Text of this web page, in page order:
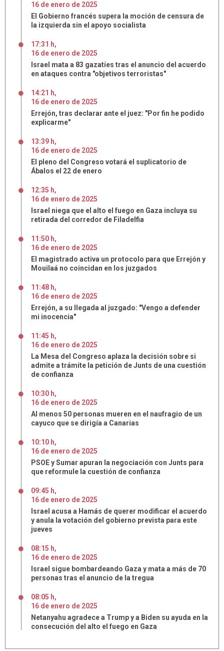
16 de enero de 2025
El Gobierno francés supera la moción de censura de
la izquierda sin el apoyo socialista
17:31 h,
16 de enero de 2025
Israel mata a 83 gazatíes tras el anuncio del acuerdo
en ataques contra "objetivos terroristas"
14:21 h,
16 de enero de 2025
Errejón, tras declarar ante el juez: "Por fin he podido
explicarme"
13:39 h,
16 de enero de 2025
El pleno del Congreso votará el suplicatorio de
Ábalos el 22 de enero
12:35 h,
16 de enero de 2025
Israel niega que el alto el fuego en Gaza incluya su
retirada del corredor de Filadelfia
11:50 h,
16 de enero de 2025
El magistrado activa un protocolo para que Errejón y
Mouilaá no coincidan en los juzgados
11:48 h,
16 de enero de 2025
Errejón, a su llegada al juzgado: "Vengo a defender
mi inocencia"
11:45 h,
16 de enero de 2025
La Mesa del Congreso aplaza la decisión sobre si
admite a trámite la petición de Junts de una cuestión
de confianza
10:30 h,
16 de enero de 2025
Al menos 50 personas mueren en el naufragio de un
cayuco que se dirigía a Canarias
10:10 h,
16 de enero de 2025
PSOE y Sumar apuran la negociación con Junts para
que reformule la cuestión de confianza
09:45 h,
16 de enero de 2025
Israel acusa a Hamás de querer modificar el acuerdo
y anula la votación del gobierno prevista para este
jueves
08:15 h,
16 de enero de 2025
Israel sigue bombardeando Gaza y mata a más de 70
personas tras el anuncio de la tregua
08:05 h,
16 de enero de 2025
Netanyahu agradece a Trump y a Biden su ayuda en la
consecución del alto el fuego en Gaza